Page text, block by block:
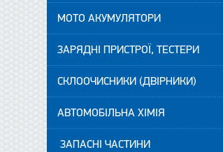
МОТО АКУМУЛЯТОРИ
ЗАРЯДНІ ПРИСТРОЇ, ТЕСТЕРИ
СКЛООЧИСНИКИ (ДВІРНИКИ)
АВТОМОБІЛЬНА ХІМІЯ
ЗАПАСНІ ЧАСТИНИ